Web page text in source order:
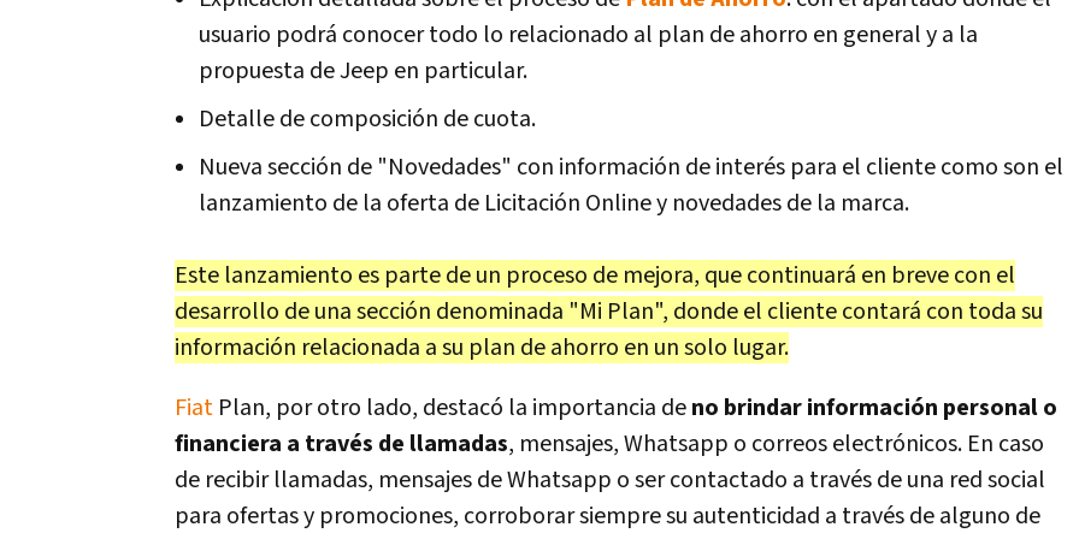
usuario podrá conocer todo lo relacionado al plan de ahorro en general y a la
propuesta de Jeep en particular.
Detalle de composición de cuota.
Nueva sección de "Novedades" con información de interés para el cliente como son el
lanzamiento de la oferta de Licitación Online y novedades de la marca.
Este lanzamiento es parte de un proceso de mejora, que continuará en breve con el
desarrollo de una sección denominada "Mi Plan", donde el cliente contará con toda su
información relacionada a su plan de ahorro en un solo lugar.
Fiat Plan, por otro lado, destacó la importancia deno brindar información personal o
financiera a través de llamadas, mensajes, Whatsapp o correos electrónicos. En caso
de recibir llamadas, mensajes de Whatsapp o ser contactado a través de una red social
para ofertas y promociones, corroborar siempre su autenticidad a través de alguno de